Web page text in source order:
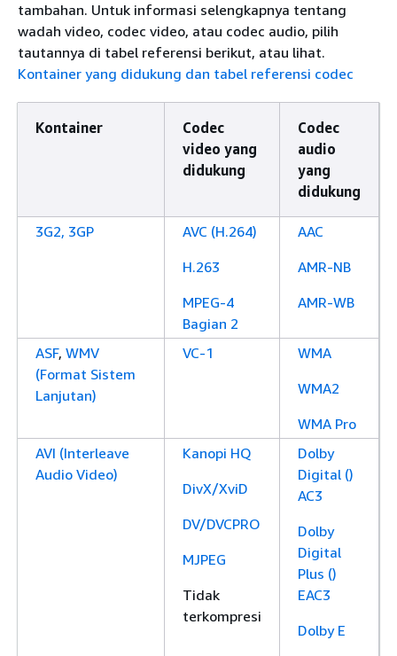
tambahan. Untuk informasi selengkapnya tentang
wadah video, codec video, atau codec audio, pilih
tautannya di tabel referensi berikut, atau lihat.
Kontainer yang didukung dan tabel referensi codec
Kontainer
Codec
video yang
didukung
Codec
audio
yang
didukung
3G2, 3GP
AVC (H.264)
H.263
MPEG-4
Bagian 2
AAC
AMR-NB
AMR-WB
ASF, WMV
(Format Sistem
Lanjutan)
VC-1
WMA
WMA2
WMA Pro
AVI (Interleave
Audio Video)
Kanopi HQ
DivX/XviD
DV/DVCPRO
MJPEG
Tidak
terkompresi
Dolby
Digital ()
AC3
Dolby
Digital
Plus ()
EAC3
Dolby E